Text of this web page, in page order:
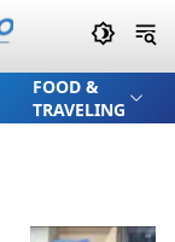
FOOD &
TRAVELING